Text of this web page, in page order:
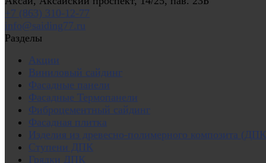
+7 (863) 310-12-77
info@saiding77.ru
Разделы
Акции
Виниловый сайдинг
Фасадные панели
Фасадные Термопанели
Фиброцементный сайдинг
Фасадная плитка
Изделия из древесно-полимерного композита
Ступени ДПК
Грядки ДПК